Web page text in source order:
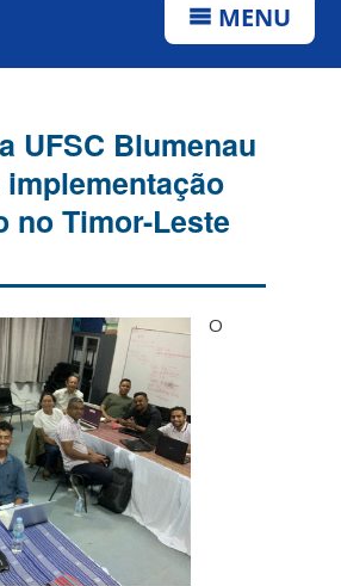
MENU
UFSC Blumenau
no Timor-Leste
O